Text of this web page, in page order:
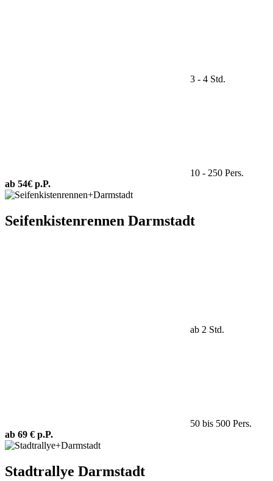
3 - 4 Std.
10 - 250 Pers.
ab 54€ p.P.
Seifenkistenrennen Darmstadt
ab 2 Std.
50 bis 500 Pers.
ab 69 € p.P.
Stadtrallye Darmstadt